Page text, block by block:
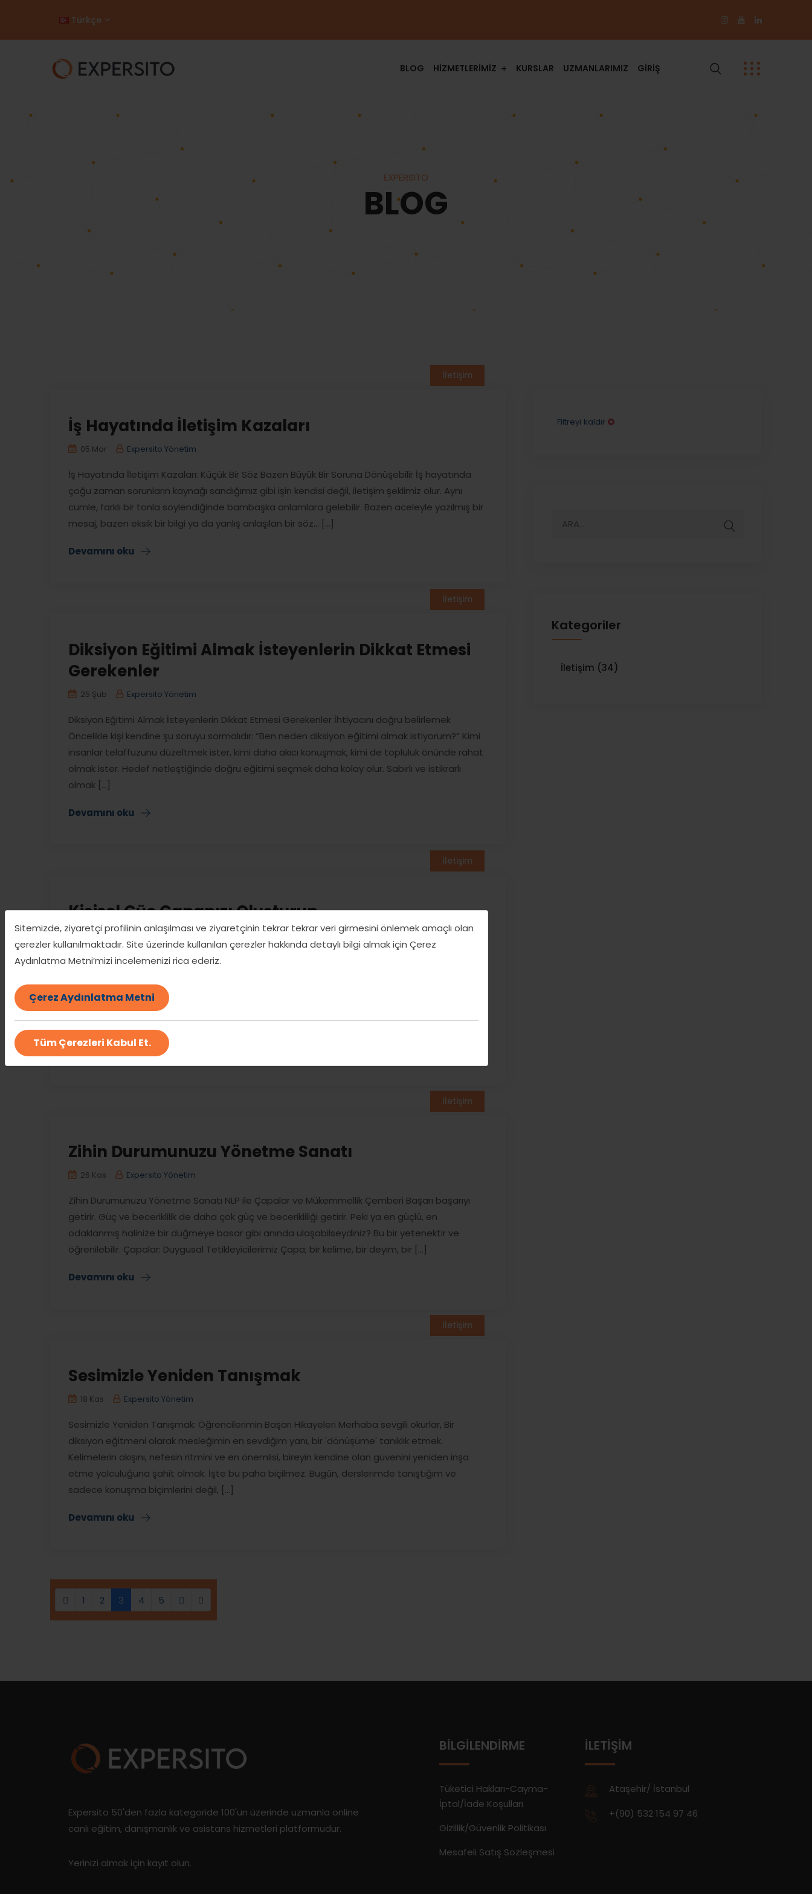
Sitemizde, ziyaretçi profilinin anlaşılması ve ziyaretçinin tekrar tekrar veri girmesini önlemek amaçlı olan
çerezler kullanılmaktadır. Site üzerinde kullanılan çerezler hakkında detaylı bilgi almak için Çerez
Aydınlatma Metni’mizi incelemenizi rica ederiz.
Çerez Aydınlatma Metni
Tüm Çerezleri Kabul Et.
Türkçe
BLOG HİZMETLERİMİZ KURSLAR UZMANLARIMIZ GİRİŞ
EXPERSITO
BLOG
Filtreyi kaldır
Kategoriler
İletişim (34)
İletişim
İş Hayatında İletişim Kazaları
05 Mar Expersito Yönetim
İş Hayatında İletişim Kazaları: Küçük Bir Söz Bazen Büyük Bir Soruna Dönüşebilir İş hayatında
çoğu zaman sorunların kaynağı sandığımız gibi işin kendisi değil, iletişim şeklimiz olur. Aynı
cümle, farklı bir tonla söylendiğinde bambaşka anlamlara gelebilir. Bazen aceleyle yazılmış bir
mesaj, bazen eksik bir bilgi ya da yanlış anlaşılan bir söz… [...]
Devamını oku
İletişim
Diksiyon Eğitimi Almak İsteyenlerin Dikkat Etmesi
Gerekenler
25 Şub Expersito Yönetim
Diksiyon Eğitimi Almak İsteyenlerin Dikkat Etmesi Gerekenler İhtiyacını doğru belirlemek
Öncelikle kişi kendine şu soruyu sormalıdır: “Ben neden diksiyon eğitimi almak istiyorum?” Kimi
insanlar telaffuzunu düzeltmek ister, kimi daha akıcı konuşmak, kimi de topluluk önünde rahat
olmak ister. Hedef netleştiğinde doğru eğitimi seçmek daha kolay olur. Sabırlı ve istikrarlı
olmak [...]
Devamını oku
İletişim
Kişisel Güç Çapanızı Oluşturun
26 Kas Expersito Yönetim
Kişisel Güç Çapanızı Oluşturun: Hazırlık 1. Durumu Belirleyin: Hangi duyguya erişmek
Vücudunuzda benzersiz bir nokta belirleyin. (Örn: Kulak memesi, çene ucu, parmak boğumu)
3. Zirve Anınızı Canlandırın: O duyguyu en yoğun yaşadığınız bir anıyı tüm detaylarıyla yeniden
İletişim
Zihin Durumunuzu Yönetme Sanatı
26 Kas Expersito Yönetim
Zihin Durumunuzu Yönetme Sanatı NLP ile Çapalar ve Mükemmellik Çemberi Başarı başarıyı
getirir. Güç ve beceriklilik de daha çok güç ve becerikliliği getirir. Peki ya en güçlü, en
odaklanmış halinize bir düğmeye basar gibi anında ulaşabilseydiniz? Bu bir yetenektir ve
öğrenilebilir. Çapalar: Duygusal Tetikleyicilerimiz Çapa; bir kelime, bir deyim, bir [...]
Devamını oku
İletişim
Sesimizle Yeniden Tanışmak
18 Kas Expersito Yönetim
Sesimizle Yeniden Tanışmak: Öğrencilerimin Başarı Hikayeleri Merhaba sevgili okurlar, Bir
diksiyon eğitmeni olarak mesleğimin en sevdiğim yanı, bir 'dönüşüme' tanıklık etmek.
Kelimelerin akışını, nefesin ritmini ve en önemlisi, bireyin kendine olan güvenini yeniden inşa
etme yolculuğuna şahit olmak. İşte bu paha biçilmez. Bugün, derslerimde tanıştığım ve
sadece konuşma biçimlerini değil, [...]
Devamını oku
1 2 3 (current)
4 5
Expersito 50'den fazla kategoride 100'ün üzerinde uzmanla online
canlı eğitim, danışmanlık ve asistans hizmetleri platformudur.
Yerinizi almak için kayıt olun.
BILGILENDIRME
Tüketici Hakları-Cayma-
İptal/İade Koşulları
Gizlilik/Güvenlik Politikası
Mesafeli Satış Sözleşmesi
İLETIŞIM
Ataşehir/ İstanbul
+(90) 532 154 97 46